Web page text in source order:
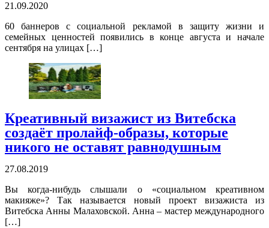
21.09.2020
60 баннеров с социальной рекламой в защиту жизни и
семейных ценностей появились в конце августа и начале
сентября на улицах […]
Креативный визажист из Витебска
создаёт пролайф-образы, которые
никого не оставят равнодушным
27.08.2019
Вы когда-нибудь слышали о «социальном креативном
макияже»? Так называется новый проект визажиста из
Витебска Анны Малаховской. Анна – мастер международного
[…]